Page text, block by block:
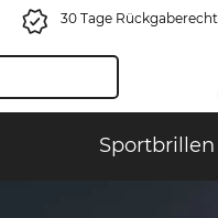
30 Tage Rückgaberecht
Sportbrillen